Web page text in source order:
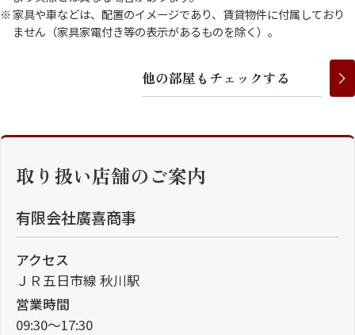
家具や車などは、配置のイメージであり、賃貸物件に付属しており
ません（家具家電付き等の表示があるものを除く）。
他の部屋 も チェ ッ クする
取り扱い店舗のご案内
有限会社廣喜商事
アクセス
ＪＲ五日市線 秋川駅
営業時間
09:30～17:30